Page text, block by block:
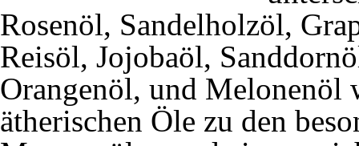
Rosenöl, Sandelholzöl,
Reisöl, Jojobaöl,
Orangenöl, und Melonenöl
ätherischen Öle zu den